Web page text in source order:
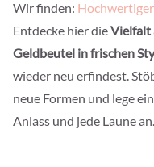
Wir finden:
Entdecke hier dieVielfalt
Geldbeutel in frischen
wieder neu erfindest.
neue Formen und lege
Anlass und jede Laune